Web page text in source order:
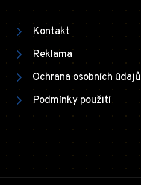
Kontakt
Reklama
Ochrana osobních údajů
Podmínky použití